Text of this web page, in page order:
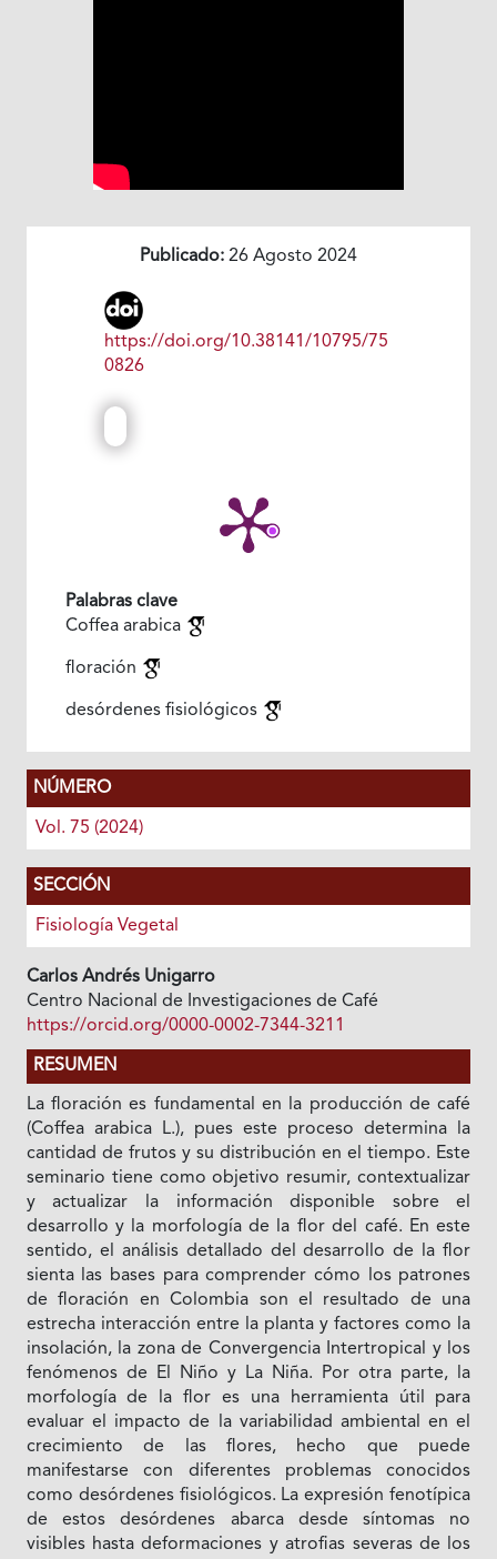
Publicado: 26 Agosto 2024
https://doi.org/10.38141/10795/75
0826
Palabras clave
Coffea arabica
floración
desórdenes fisiológicos
NÚMERO
Vol. 75 (2024)
SECCIÓN
Fisiología Vegetal
Carlos Andrés Unigarro
Centro Nacional de Investigaciones de Café
https://orcid.org/0000-0002-7344-3211
RESUMEN
La floración es fundamental en la producción de café
(Coffea arabica L.), pues este proceso determina la
cantidad de frutos y su distribución en el tiempo. Este
seminario tiene como objetivo resumir, contextualizar
y actualizar la información disponible sobre el
desarrollo y la morfología de la flor del café. En este
sentido, el análisis detallado del desarrollo de la flor
sienta las bases para comprender cómo los patrones
de floración en Colombia son el resultado de una
estrecha interacción entre la planta y factores como la
insolación, la zona de Convergencia Intertropical y los
fenómenos de El Niño y La Niña. Por otra parte, la
morfología de la flor es una herramienta útil para
evaluar el impacto de la variabilidad ambiental en el
crecimiento de las flores, hecho que puede
manifestarse con diferentes problemas conocidos
como desórdenes fisiológicos. La expresión fenotípica
de estos desórdenes abarca desde síntomas no
visibles hasta deformaciones y atrofias severas de los